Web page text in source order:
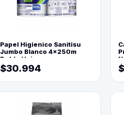
Papel Higienico Sanitisu
Jumbo Blanco 4x250m
Doble Hoja
$30.994